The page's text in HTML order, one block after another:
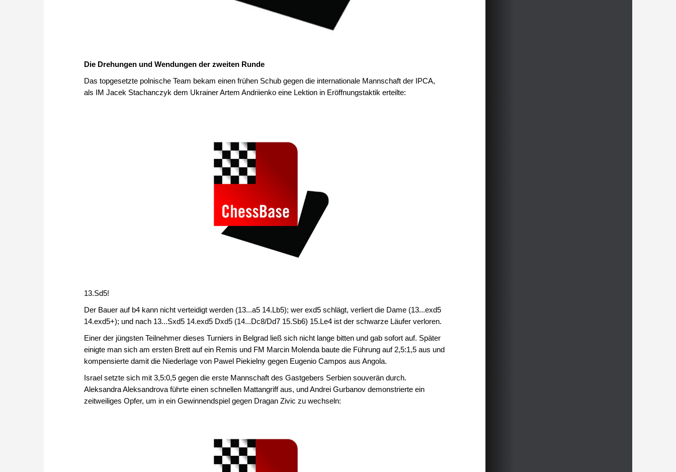
Die Drehungen und Wendungen der zweiten Runde
Das topgesetzte polnische Team bekam einen frühen Schub gegen die internationale Mannschaft der IPCA,
als IM Jacek Stachanczyk dem Ukrainer Artem Andriienko eine Lektion in Eröffnungstaktik erteilte:
13.Sd5!
Der Bauer auf b4 kann nicht verteidigt werden (13...a5 14.Lb5); wer exd5 schlägt, verliert die Dame (13...exd5
14.exd5+); und nach 13...Sxd5 14.exd5 Dxd5 (14...Dc8/Dd7 15.Sb6) 15.Le4 ist der schwarze Läufer verloren.
Einer der jüngsten Teilnehmer dieses Turniers in Belgrad ließ sich nicht lange bitten und gab sofort auf. Später
einigte man sich am ersten Brett auf ein Remis und FM Marcin Molenda baute die Führung auf 2,5:1,5 aus und
kompensierte damit die Niederlage von Pawel Piekielny gegen Eugenio Campos aus Angola.
Israel setzte sich mit 3,5:0,5 gegen die erste Mannschaft des Gastgebers Serbien souverän durch.
Aleksandra Aleksandrova führte einen schnellen Mattangriff aus, und Andrei Gurbanov demonstrierte ein
zeitweiliges Opfer, um in ein Gewinnendspiel gegen Dragan Zivic zu wechseln: